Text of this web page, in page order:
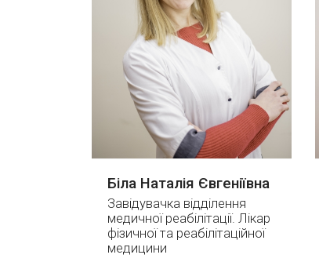
Біла Наталія Євгеніївна
Завідувачка відділення
медичної реабілітації. Лікар
фізичної та реабілітаційної
медицини